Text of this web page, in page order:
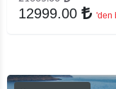
12999.00 'den